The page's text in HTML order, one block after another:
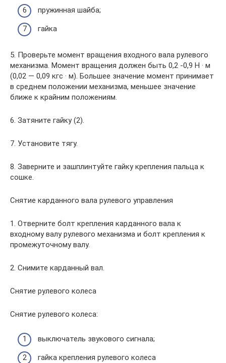
пружинная шайба;
гайка
5. Проверьте момент вращения входного вала рулевого
механизма. Момент вращения должен быть 0,2 -0,9 Н · м
(0,02 — 0,09 кгс · м). Большее значение момент принимает
в среднем положении механизма, меньшее значение
ближе к крайним положениям.
6. Затяните гайку (2).
7. Установите тягу.
8. Заверните и зашплинтуйте гайку крепления пальца к
сошке.
Снятие карданного вала рулевого управления
1. Отверните болт крепления карданного вала к
входному валу рулевого механизма и болт крепления к
промежуточному валу.
2. Снимите карданный вал.
Снятие рулевого колеса
Снятие рулевого колеса:
выключатель звукового сигнала;
гайка крепления рулевого колеса